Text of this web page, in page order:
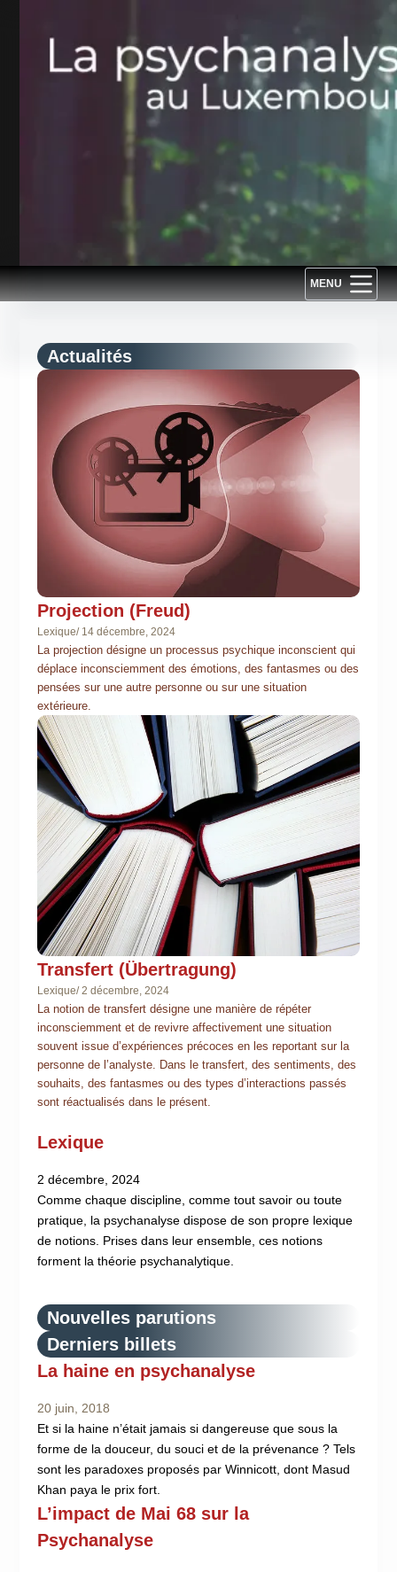
MENU
Actualités
Projection (Freud)
Lexique/ 14 décembre, 2024
La projection désigne un processus psychique inconscient qui
déplace inconsciemment des émotions, des fantasmes ou des
pensées sur une autre personne ou sur une situation
extérieure.
Transfert (Übertragung)
Lexique/2 décembre, 2024
La notion de transfert désigne une manière de répéter
inconsciemment et de revivre affectivement une situation
souvent issue d’expériences précoces en les reportant sur la
personne de l’analyste. Dans le transfert, des sentiments, des
souhaits, des fantasmes ou des types d’interactions passés
sont réactualisés dans le présent.
Lexique
2 décembre, 2024
Comme chaque discipline, comme tout savoir ou toute
pratique, la psychanalyse dispose de son propre lexique
de notions. Prises dans leur ensemble, ces notions
forment la théorie psychanalytique.
Nouvelles parutions
Derniers billets
La haine en psychanalyse
20 juin, 2018
Et si la haine n’était jamais si dangereuse que sous la
forme de la douceur, du souci et de la prévenance ? Tels
sont les paradoxes proposés par Winnicott, dont Masud
Khan paya le prix fort.
L’impact de Mai 68 sur la
Psychanalyse